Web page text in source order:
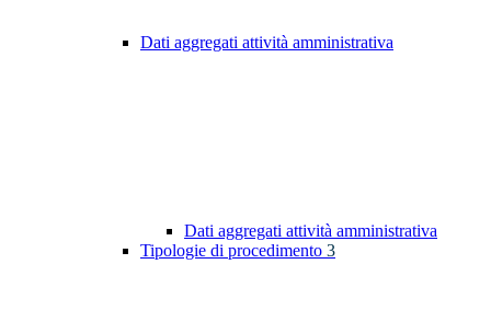
Dati aggregati attività amministrativa
Dati aggregati attività amministrativa
Tipologie di procedimento 3